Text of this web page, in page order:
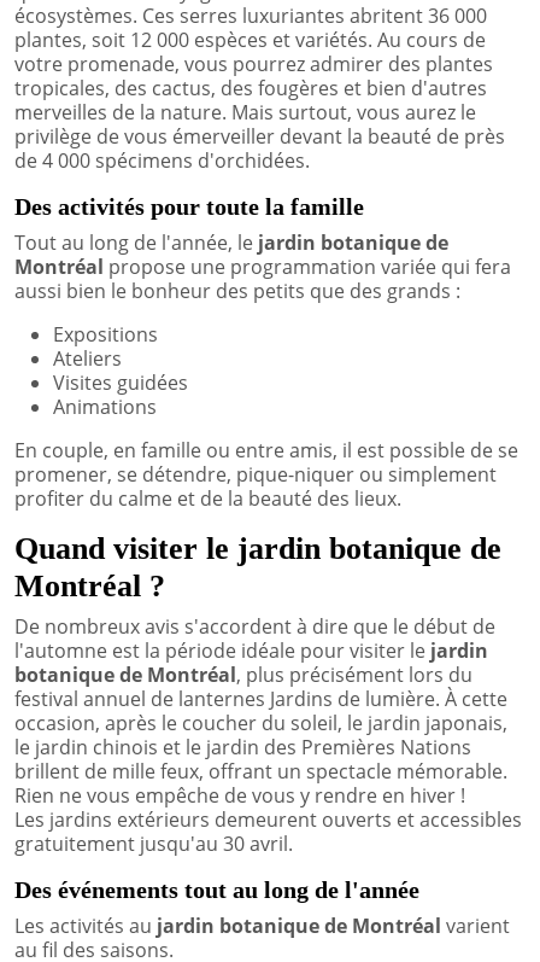
écosystèmes. Ces serres luxuriantes abritent 36 000
plantes, soit 12 000 espèces et variétés. Au cours de
votre promenade, vous pourrez admirer des plantes
tropicales, des cactus, des fougères et bien d'autres
merveilles de la nature. Mais surtout, vous aurez le
privilège de vous émerveiller devant la beauté de près
de 4 000 spécimens d'orchidées.
Des activités pour toute la famille
Tout au long de l'année, le jardin botanique de
Montréal propose une programmation variée qui fera
aussi bien le bonheur des petits que des grands :
Expositions
Ateliers
Visites guidées
Animations
En couple, en famille ou entre amis, il est possible de se
promener, se détendre, pique-niquer ou simplement
profiter du calme et de la beauté des lieux.
Quand visiter le jardin botanique de
Montréal ?
De nombreux avis s'accordent à dire que le début de
l'automne est la période idéale pour visiter le jardin
botanique de Montréal, plus précisément lors du
festival annuel de lanternes Jardins de lumière. À cette
occasion, après le coucher du soleil, le jardin japonais,
le jardin chinois et le jardin des Premières Nations
brillent de mille feux, offrant un spectacle mémorable.
Rien ne vous empêche de vous y rendre en hiver !
Les jardins extérieurs demeurent ouverts et accessibles
gratuitement jusqu'au 30 avril.
Des événements tout au long de l'année
Les activités au jardin botanique de Montréal varient
au fil des saisons.